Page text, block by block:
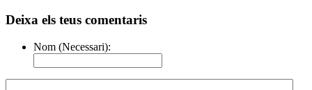
Deixa els teus comentaris
Nom (Necessari):